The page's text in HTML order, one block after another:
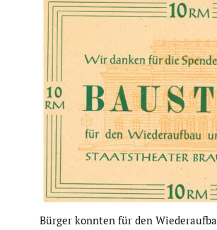
Bürger konnten für den